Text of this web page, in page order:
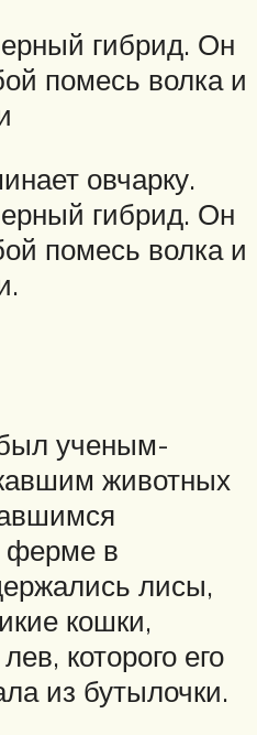
гибрид. Он
помесь волка и
овчарку.
гибрид. Он
помесь волка и
ученым-
животных
ферме в
лисы,
кошки,
которого его
из бутылочки.